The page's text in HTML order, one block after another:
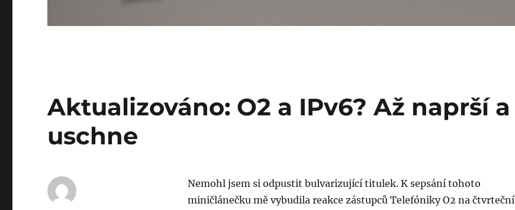
Aktualizováno: O2 a IPv6? Až naprší a
uschne
Nemohl jsem si odpustit bulvarizující titulek. K sepsání tohoto
miničlánečku mě vybudila reakce zástupců Telefóniky O2 na čtvrteční